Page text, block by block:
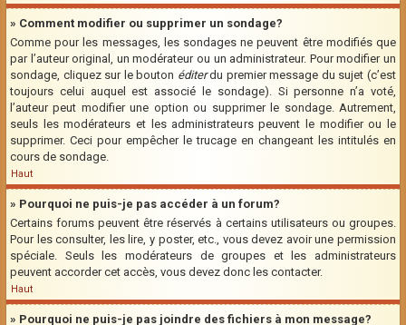
» Comment modifier ou supprimer un sondage?
Comme pour les messages, les sondages ne peuvent être modifiés que
par l’auteur original, un modérateur ou un administrateur. Pour modifier un
sondage, cliquez sur le bouton éditerdu premier message du sujet (c’est
toujours celui auquel est associé le sondage). Si personne n’a voté,
l’auteur peut modifier une option ou supprimer le sondage. Autrement,
seuls les modérateurs et les administrateurs peuvent le modifier ou le
supprimer. Ceci pour empêcher le trucage en changeant les intitulés en
cours de sondage.
Haut
» Pourquoi ne puis-je pas accéder à un forum?
Certains forums peuvent être réservés à certains utilisateurs ou groupes.
Pour les consulter, les lire, y poster, etc., vous devez avoir une permission
spéciale. Seuls les modérateurs de groupes et les administrateurs
peuvent accorder cet accès, vous devez donc les contacter.
Haut
» Pourquoi ne puis-je pas joindre des fichiers à mon message?